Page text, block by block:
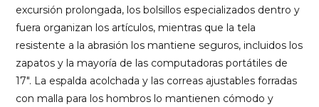
excursión prolongada, los bolsillos especializados dentro y
fuera organizan los artículos, mientras que la tela
resistente a la abrasión los mantiene seguros, incluidos los
zapatos y la mayoría de las computadoras portátiles de
17″. La espalda acolchada y las correas ajustables forradas
con malla para los hombros lo mantienen cómodo y